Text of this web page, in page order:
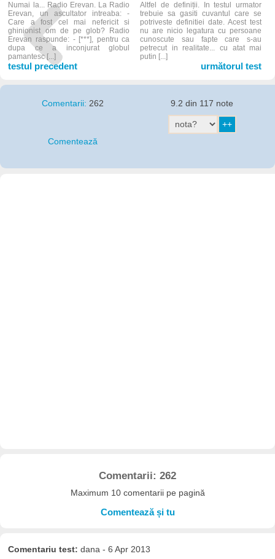
Numai la... Radio Erevan. La Radio
Erevan, un ascultator intreaba: -
Care a fost cel mai nefericit si
ghinionist om de pe glob? Radio
Erevan raspunde: - [***], pentru ca
dupa ce a inconjurat globul
pamantesc [...]
testul precedent
Altfel de definiții. In testul urmator
trebuie sa gasiti cuvantul care se
potriveste definitiei date. Acest test
nu are nicio legatura cu persoane
cunoscute sau fapte care s-au
petrecut in realitate... cu atat mai
putin [...]
următorul test
Comentarii: 262
Comentează
9.2 din 117 note
Comentarii: 262
Maximum 10 comentarii pe pagină
Comentează și tu
Comentariu test: dana - 6 Apr 2013